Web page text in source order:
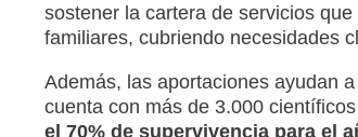
sostener la cartera de servicios
familiares, cubriendo necesidades
Además, las aportaciones ayudan
cuenta con más de 3.000
el 70% de supervivencia para el